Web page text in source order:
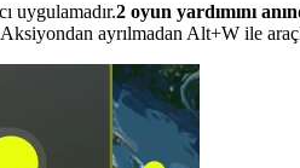
uygulamadır.2 oyun yardımını
ayrılmadan Alt+W ile